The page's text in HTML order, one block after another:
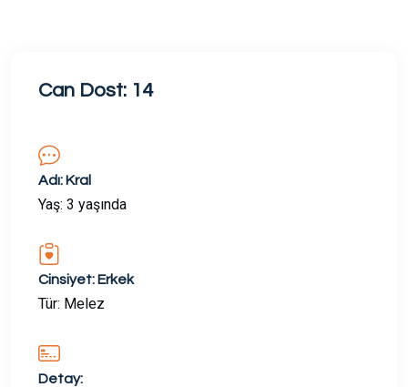
Can Dost: 14
Adı: Kral
Yaş: 3 yaşında
Cinsiyet: Erkek
Tür: Melez
Detay: